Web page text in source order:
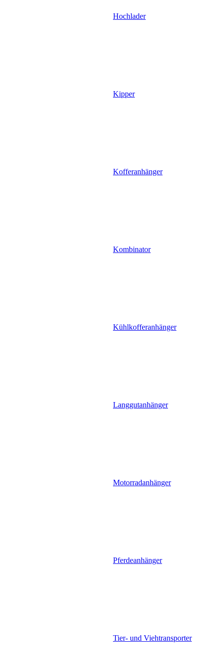
Hochlader
Kipper
Kofferanhänger
Kombinator
Kühlkofferanhänger
Langgutanhänger
Motorradanhänger
Pferdeanhänger
Tier- und Viehtransporter